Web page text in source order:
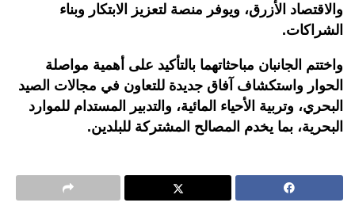
والاقتصاد الأزرق، ويوفر منصة لتعزيز الابتكار وبناء
الشراكات.
واختتم الجانبان مباحثاتهما بالتأكيد على أهمية مواصلة
الحوار واستكشاف آفاق جديدة للتعاون في مجالات الصيد
البحري، وتربية الأحياء المائية، والتدبير المستدام للموارد
البحرية، بما يخدم المصالح المشتركة للبلدين.